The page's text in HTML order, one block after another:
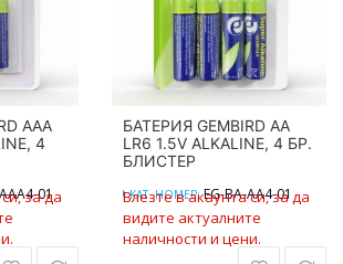
ААA
4
01
за да
БАТЕРИЯ GEMBIRD АА
LR6 1.5V ALKALINE, 4 БР.
БЛИСТЕР
КАТ. НОМЕР:EG-BA-AA4-01
Влезте в акаунта си, за да
видите актуалните
наличности и цени.